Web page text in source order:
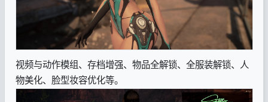
视频与动作模组、存档增强、物品全解锁、全服装解锁、人
物美化、脸型妆容优化等。